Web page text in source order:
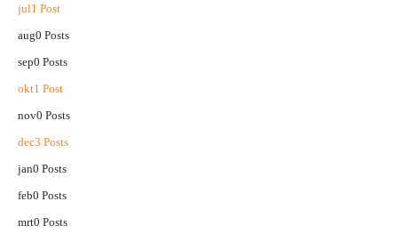
jul1 Post
aug0 Posts
sep0 Posts
okt1 Post
nov0 Posts
dec3 Posts
jan0 Posts
feb0 Posts
mrt0 Posts